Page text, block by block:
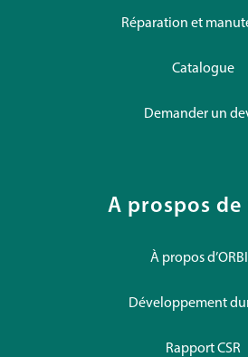
Réparation et
Catalogue
Demander un
A prospos de
À propos
Développement
Rapport CSR